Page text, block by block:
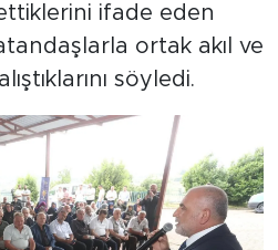
ifade eden
ortak akıl ve
söyledi.